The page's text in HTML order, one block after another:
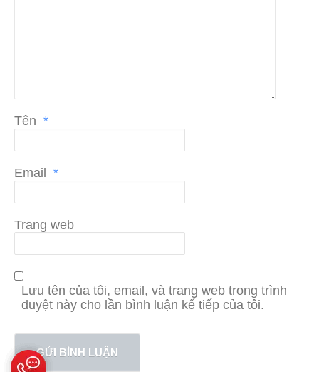
Tên *
Email *
Trang web
Lưu tên của tôi, email, và trang web trong trình
duyệt này cho lần bình luận kế tiếp của tôi.